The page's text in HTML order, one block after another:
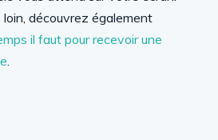
loin, découvrez également
il faut pour recevoir une
.